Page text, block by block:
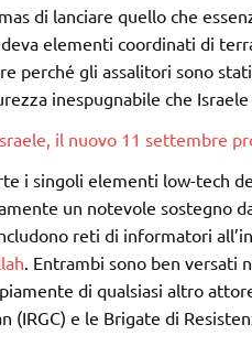
di lanciare quello che
elementi coordinati di
perché gli assalitori sono
inespugnabile che
il nuovo 11 settembre
i singoli elementi low-tech
un notevole sostegno
reti di informatori
. Entrambi sono ben
di qualsiasi altro
(IRGC) e le Brigate di